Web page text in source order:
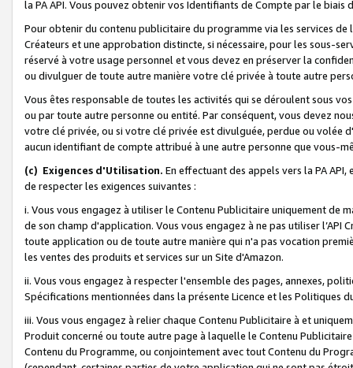
la PA API. Vous pouvez obtenir vos Identifiants de Compte par le biais
Pour obtenir du contenu publicitaire du programme via les services
Créateurs et une approbation distincte, si nécessaire, pour les sous-
réservé à votre usage personnel et vous devez en préserver la
ou divulguer de toute autre manière votre clé privée à toute autre
Vous êtes responsable de toutes les activités qui se déroulent sous
ou par toute autre personne ou entité. Par conséquent, vous devez
votre clé privée, ou si votre clé privée est divulguée, perdue ou volée
aucun identifiant de compte attribué à une autre personne que vous-
(c) Exigences d'Utilisation. En effectuant des appels vers la PA
de respecter les exigences suivantes :
i. Vous vous engagez à utiliser le Contenu Publicitaire uniquement de
de son champ d'application. Vous vous engagez à ne pas utiliser l’API
toute application ou de toute autre manière qui n'a pas vocation
les ventes des produits et services sur un Site d'Amazon.
ii. Vous vous engagez à respecter l'ensemble des pages, annexes,
Spécifications mentionnées dans la présente Licence et les Politiques
iii. Vous vous engagez à relier chaque Contenu Publicitaire à et
Produit concerné ou toute autre page à laquelle le Contenu
Contenu du Programme, ou conjointement avec tout Contenu du